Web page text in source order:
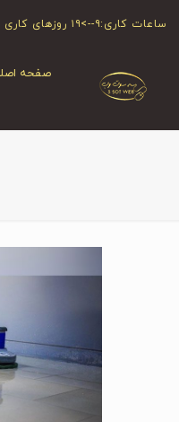
ساعات کاری:۹-->۱۹ روزهای کاری شنبه --> ۴شنبه
صفحه